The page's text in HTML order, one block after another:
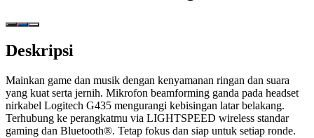
Deskripsi
Mainkan game dan musik dengan kenyamanan ringan dan suara
yang kuat serta jernih. Mikrofon beamforming ganda pada headset
nirkabel Logitech G435 mengurangi kebisingan latar belakang.
Terhubung ke perangkatmu via LIGHTSPEED wireless standar
gaming dan Bluetooth®. Tetap fokus dan siap untuk setiap ronde.